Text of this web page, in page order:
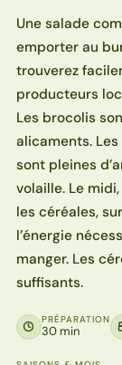
Une salade
emporter au
trouverez
producteurs
Les brocolis
alicaments.
sont pleines
volaille. Le
les céréales,
l’énergie
manger. Les
suffisants.
PRÉPARATION
30 min